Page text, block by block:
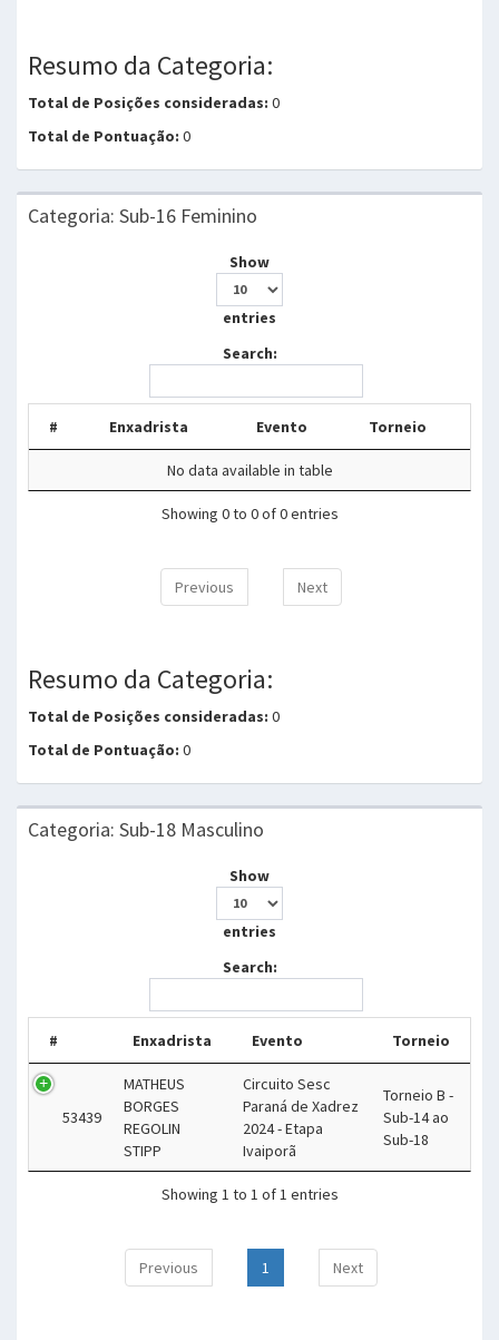
Resumo da Categoria:
Total de Posições consideradas: 0
Total de Pontuação: 0
Categoria: Sub-16 Feminino
Show
entries
Search:
# Enxadrista Evento Torneio
No data available in table
Showing 0 to 0 of 0 entries
Previous Next
Resumo da Categoria:
Total de Posições consideradas: 0
Total de Pontuação: 0
Categoria: Sub-18 Masculino
Show
entries
Search:
# Enxadrista Evento Torneio
53439
MATHEUS
BORGES
REGOLIN
STIPP
Circuito Sesc
Paraná de Xadrez
2024 - Etapa
Ivaiporã
Torneio B -
Sub-14 ao
Sub-18
Showing 1 to 1 of 1 entries
Previous 1 Next